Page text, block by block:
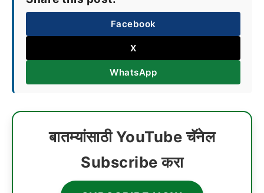
Facebook
X
WhatsApp
बातम्यांसाठी YouTube चॅनेल
Subscribe करा